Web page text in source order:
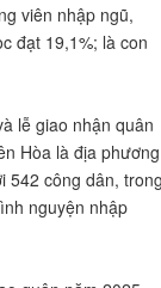
viên nhập ngũ,
đạt 19,1%; là con
lễ giao nhận quân
Hòa là địa phương
542 công dân, trong
nguyện nhập